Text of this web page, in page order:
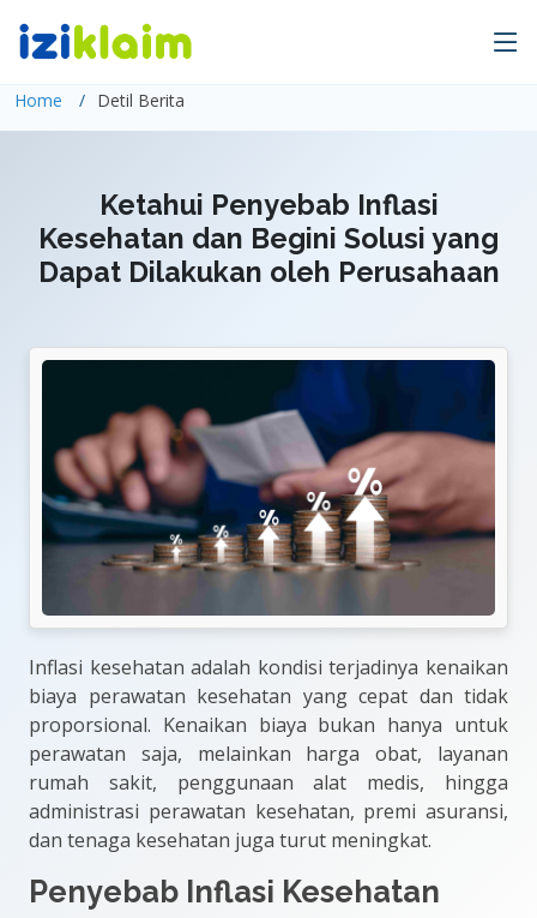
Home Detil Berita
Ketahui Penyebab Inflasi
Kesehatan dan Begini Solusi yang
Dapat Dilakukan oleh Perusahaan
Inflasi kesehatan adalah kondisi terjadinya kenaikan
biaya perawatan kesehatan yang cepat dan tidak
proporsional. Kenaikan biaya bukan hanya untuk
perawatan saja, melainkan harga obat, layanan
rumah sakit, penggunaan alat medis, hingga
administrasi perawatan kesehatan, premi asuransi,
dan tenaga kesehatan juga turut meningkat.
Penyebab Inflasi Kesehatan